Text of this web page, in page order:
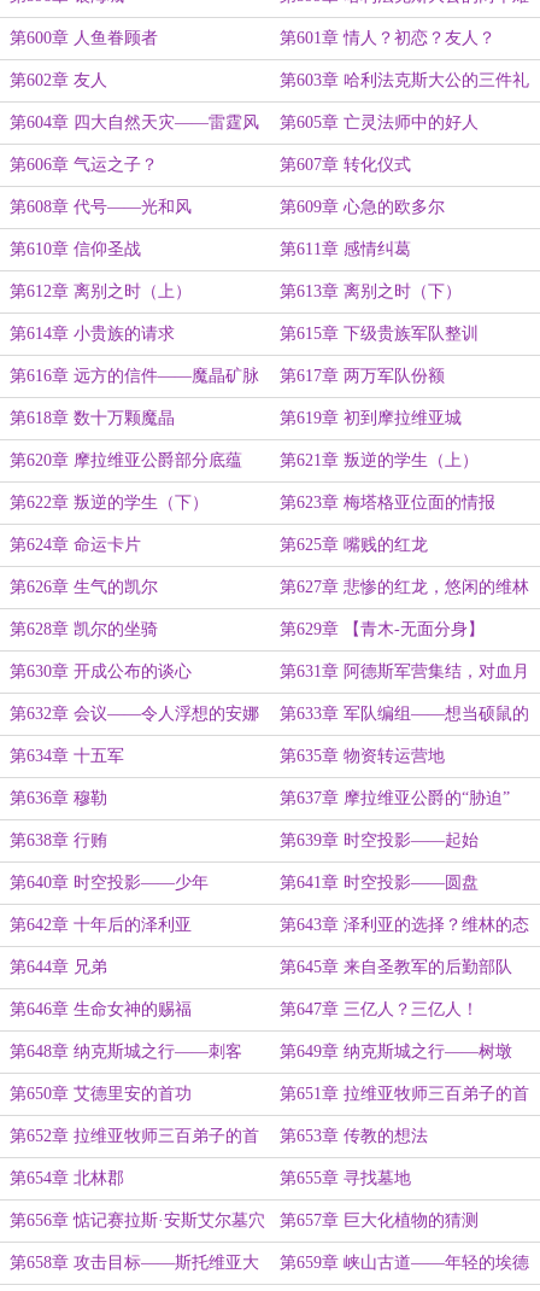
题
第600章 人鱼眷顾者 第601章 情人？初恋？友人？
第602章 友人 第603章 哈利法克斯大公的三件礼
物
第604章 四大自然天灾——雷霆风
暴
第605章 亡灵法师中的好人
第606章 气运之子？ 第607章 转化仪式
第608章 代号——光和风 第609章 心急的欧多尔
第610章 信仰圣战 第611章 感情纠葛
第612章 离别之时（上） 第613章 离别之时（下）
第614章 小贵族的请求 第615章 下级贵族军队整训
第616章 远方的信件——魔晶矿脉 第617章 两万军队份额
第618章 数十万颗魔晶 第619章 初到摩拉维亚城
第620章 摩拉维亚公爵部分底蕴 第621章 叛逆的学生（上）
第622章 叛逆的学生（下） 第623章 梅塔格亚位面的情报
第624章 命运卡片 第625章 嘴贱的红龙
第626章 生气的凯尔 第627章 悲惨的红龙，悠闲的维林
第628章 凯尔的坐骑 第629章 【青木-无面分身】
第630章 开成公布的谈心 第631章 阿德斯军营集结，对血月
伯爵的还礼
第632章 会议——令人浮想的安娜
塔西雅圣女
第633章 军队编组——想当硕鼠的
维林
第634章 十五军 第635章 物资转运营地
第636章 穆勒 第637章 摩拉维亚公爵的“胁迫”
第638章 行贿 第639章 时空投影——起始
第640章 时空投影——少年 第641章 时空投影——圆盘
第642章 十年后的泽利亚 第643章 泽利亚的选择？维林的态
度！
第644章 兄弟 第645章 来自圣教军的后勤部队
第646章 生命女神的赐福 第647章 三亿人？三亿人！
第648章 纳克斯城之行——刺客 第649章 纳克斯城之行——树墩
第650章 艾德里安的首功 第651章 拉维亚牧师三百弟子的首
战（上）
第652章 拉维亚牧师三百弟子的首
战（下）
第653章 传教的想法
第654章 北林郡 第655章 寻找墓地
第656章 惦记赛拉斯·安斯艾尔墓穴
的维林
第657章 巨大化植物的猜测
第658章 攻击目标——斯托维亚大 第659章 峡山古道——年轻的埃德